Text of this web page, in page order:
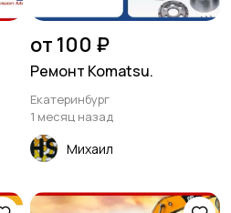
от 100 ₽
Ремонт Komatsu.
Екатеринбург
1 месяц назад
Михаил